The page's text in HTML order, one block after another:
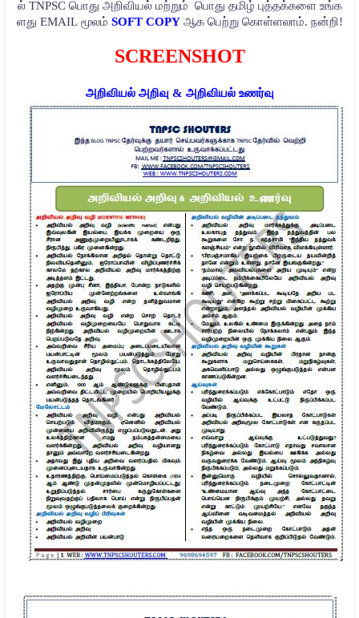
ல் TNPSC பொது அறிவியல் மற்றும் பொது தமிழ் புத்தக்களை உங்க
ளது EMAIL மூலம் SOFT COPY ஆக பெற்று கொள்ளலாம். நன்றி!
SCREENSHOT
அறிவியல் அறிவு & அறிவியல் உணர்வு